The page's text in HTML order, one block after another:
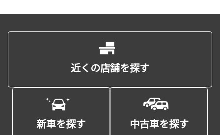
近くの店舗を探す
新車を探す 中古車を探す